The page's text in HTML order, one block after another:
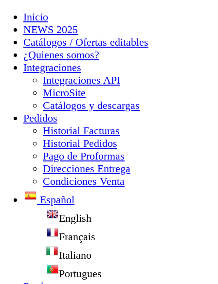
Inicio
NEWS 2025
Catálogos / Ofertas editables
¿Quienes somos?
Integraciones
Integraciones API
MicroSite
Catálogos y descargas
Pedidos
Historial Facturas
Historial Pedidos
Pago de Proformas
Direcciones Entrega
Condiciones Venta
Español
English
Français
Italiano
Portugues